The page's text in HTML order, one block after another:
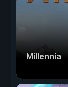
Millennia